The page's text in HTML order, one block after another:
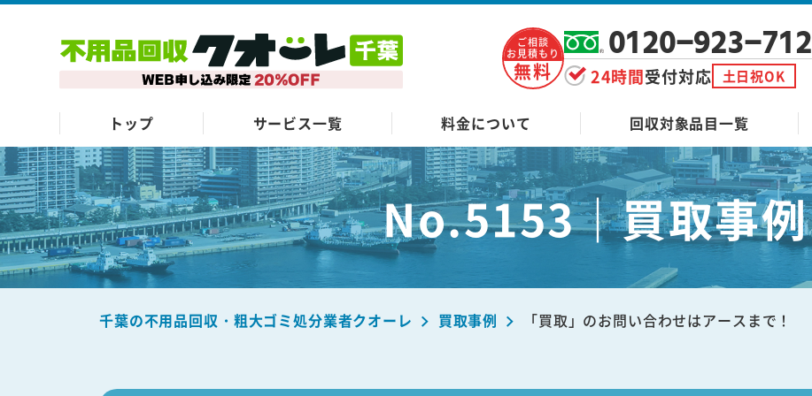
ご相談
お見積もり
無料
0120-923-712
24時間受付対応 土日祝OK
トップ サービス一覧 料金について 回収対象品目一覧
No.5153｜買取事例
千葉の不用品回収・粗大ゴミ処分業者クオーレ 買取事例 「買取」のお問い合わせはアースまで！